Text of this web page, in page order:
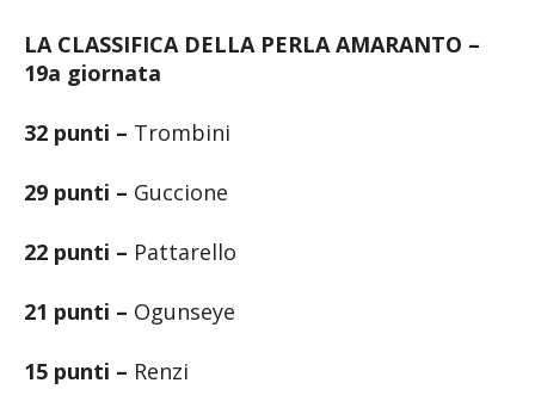
LA CLASSIFICA DELLA PERLA AMARANTO –
19a giornata
32 punti – Trombini
29 punti – Guccione
22 punti – Pattarello
21 punti – Ogunseye
15 punti – Renzi